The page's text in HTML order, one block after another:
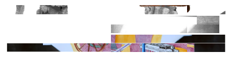
Paleis van Justitie
Chenxin Feng
De Uitspraak
Arya Rambod
De Uitspraak